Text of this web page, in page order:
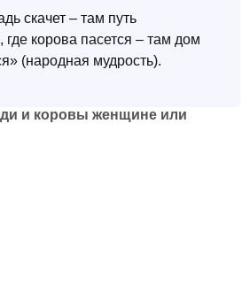
скачет – там путь
где корова пасется – там дом
(народная мудрость).
и коровы женщине или